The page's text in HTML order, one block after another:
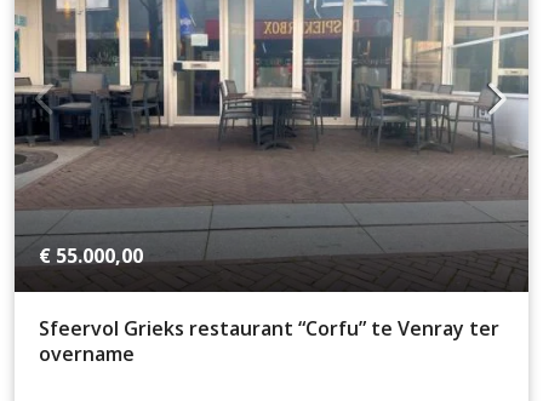
€ 55.000,00
Sfeervol Grieks restaurant “Corfu” te Venray ter
overname